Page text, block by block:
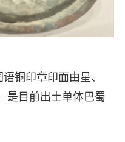
铜印章印面由星、
是目前出土单体巴蜀